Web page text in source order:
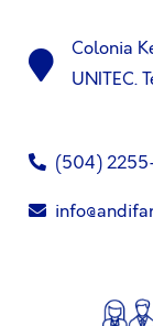
Colonia
UNITEC.
(504)